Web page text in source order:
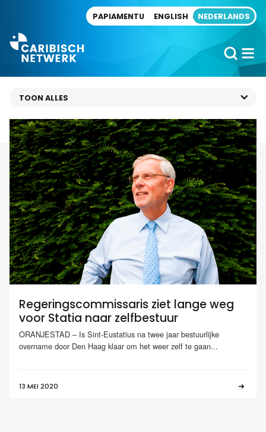
PAPIAMENTU ENGLISH NEDERLANDS
Regeringscommissaris ziet lange weg
voor Statia naar zelfbestuur
ORANJESTAD – Is Sint-Eustatius na twee jaar bestuurlijke
overname door Den Haag klaar om het weer zelf te gaan...
13 MEI 2020